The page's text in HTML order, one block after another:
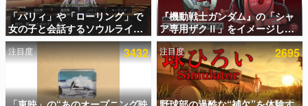
アプリセール情報
インタビュー
連載・特集一覧
殿堂入り記事
SNS拡散数が数千以上！ ページビュー数万以上！ などな
「パリィ」や「ローリング」で
女の子と会話するソウルライク
恋愛ゲーム『小早川さんはソウ
ルライク』無料公開。返事に失
敗すると「YOU DIED」
『機動戦士ガンダム』の「シャ
ア専用ザクⅡ」をイメージした
散水ホースリールが予約開始。
本体にはシャアのパーソナルマ
ークやジオン公国軍のエンブレ
ム、型式番号などを配置
注目度 3432 注目度 2695